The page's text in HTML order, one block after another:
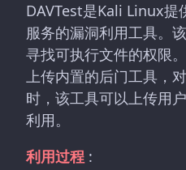
DAVTest是Kali Linux提
服务的漏洞利用工具。
寻找可执行文件的权限
上传内置的后门工具，
时，该工具可以上传用
利用。
利用过程 :